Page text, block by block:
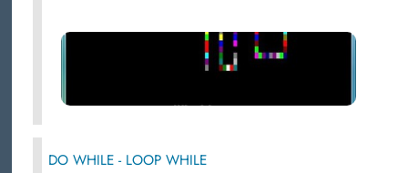
DO WHILE - LOOP WHILE